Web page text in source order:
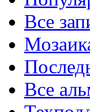
Все
Все